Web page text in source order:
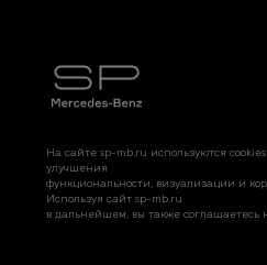
На сайте sp-mb.ru используются
улучшения
функциональности, визуализации и
Используя сайт sp-mb.ru
в дальнейшем, вы также соглашаетесь